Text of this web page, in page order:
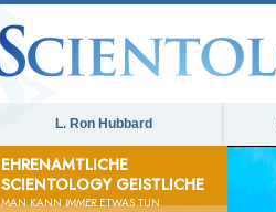
L. Ron Hubbard
EHRENAMTLICHE
SCIENTOLOGY GEISTLICHE
MAN KANNIMMERETWAS TUN